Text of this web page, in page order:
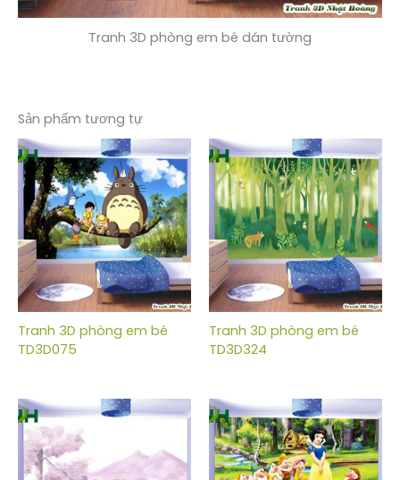
Tranh 3D phòng em bé dán tường
Sản phẩm tương tự
Tranh 3D phòng em bé
TD3D075
Tranh 3D phòng em bé
TD3D324